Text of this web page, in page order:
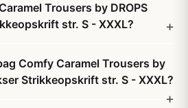
Trousers by DROPS
str. S - XXXL?
Comfy Caramel Trousers by
Strikkeopskrift str. S - XXXL?